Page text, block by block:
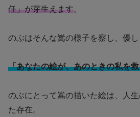
任」が芽生えます。
のぶはそんな嵩の様子を察し、優し
「あなたの絵が、あのときの私を
のぶにとって嵩の描いた絵は、人
た存在。